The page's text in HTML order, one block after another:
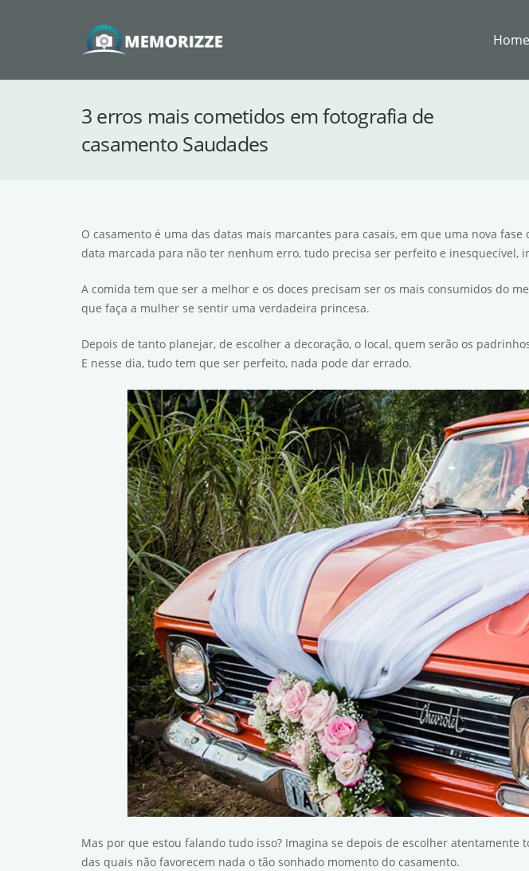
Home
3 erros mais cometidos em fotografia de
casamento Saudades
O casamento é uma das datas mais marcantes para casais, em que uma nova
data marcada para não ter nenhum erro, tudo precisa ser perfeito e inesquecível,
A comida tem que ser a melhor e os doces precisam ser os mais consumidos do
que faça a mulher se sentir uma verdadeira princesa.
Depois de tanto planejar, de escolher a decoração, o local, quem serão os
E nesse dia, tudo tem que ser perfeito, nada pode dar errado.
Mas por que estou falando tudo isso? Imagina se depois de escolher
das quais não favorecem nada o tão sonhado momento do casamento.